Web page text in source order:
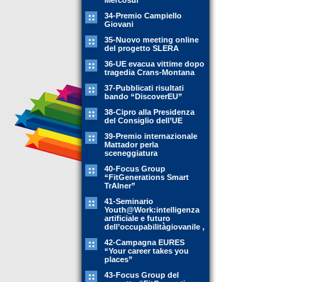
34-Premio Campiello
Giovani
35-Nuovo meeting online
del progetto SLERA
36-UE evacua vittime dopo
tragedia Crans-Montana
37-Pubblicati risultati
bando “DiscoverEU”
38-Cipro alla Presidenza
del Consiglio dell’UE
39-Premio internazionale
Mattador perla
sceneggiatura
40-Focus Group
“FitGenerations Smart
TrAIner”
41-Seminario
Youth@Work:intelligenza
artificiale e futuro
dell’occupabilitàgiovanile ,
42-Campagna EURES
“Your career takes you
places”
43-Focus Group del